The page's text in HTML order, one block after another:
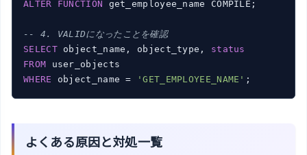
ALTER
FUNCTION get_employee_name COMPILE;
-- 4. VALIDになったことを確認
SELECT object_name, object_type, status
FROM
WHERE object_name = 'GET_EMPLOYEE_NAME' ;
よくある原因と対処一覧